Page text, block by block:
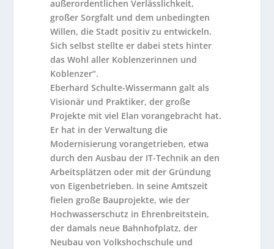
außerordentlichen Verlässlichkeit,
großer Sorgfalt und dem unbedingten
Willen, die Stadt positiv zu entwickeln.
Sich selbst stellte er dabei stets hinter
das Wohl aller Koblenzerinnen und
Koblenzer“.
Eberhard Schulte-Wissermann galt als
Visionär und Praktiker, der große
Projekte mit viel Elan vorangebracht hat.
Er hat in der Verwaltung die
Modernisierung vorangetrieben, etwa
durch den Ausbau der IT-Technik an den
Arbeitsplätzen oder mit der Gründung
von Eigenbetrieben. In seine Amtszeit
fielen große Bauprojekte, wie der
Hochwasserschutz in Ehrenbreitstein,
der damals neue Bahnhofplatz, der
Neubau von Volkshochschule und